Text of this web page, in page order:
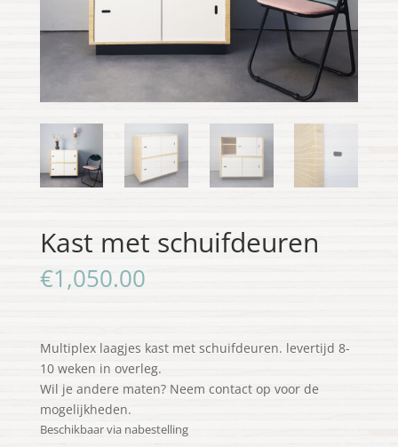
Kast met schuifdeuren
€1,050.00
Multiplex laagjes kast met schuifdeuren. levertijd 8-
10 weken in overleg.
Wil je andere maten? Neem contact op voor de
mogelijkheden.
Beschikbaar via nabestelling